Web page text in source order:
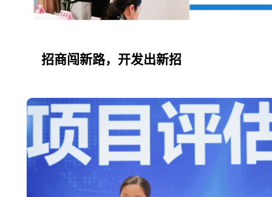
招商闯新路，开发出新招